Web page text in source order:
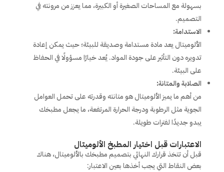
بسهولة مع المساحات الصغيرة أو الكبيرة، مما يعزز من مرونته في
التصميم.
الاستدامة:
الألوميتال يعد مادة مستدامة وصديقة للبيئة؛ حيث يمكن إعادة
تدويره دون التأثير على جودة المواد. يُعد خيارًا مسؤولًا في الحفاظ
على البيئة.
الصلابة والمتانة:
من أهم ما يميز الألوميتال هو متانته وقدرته على تحمل العوامل
الجوية مثل الرطوبة ودرجة الحرارة المرتفعة، ما يجعل مطبخك
يبدو جديدًا لفترات طويلة.
الاعتبارات قبل اختيار المطبخ الألوميتال
قبل أن تتخذ قرارك النهائي بتصميم مطبخك بالألوميتال، هناك
بعض النقاط التي يجب أخذها بعين الاعتبار: